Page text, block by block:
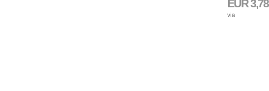
EUR 3,78
via